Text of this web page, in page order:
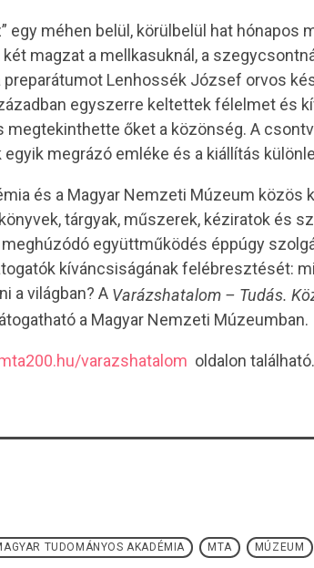
egy méhen belül, körülbelül hat hónapos
magzat a mellkasuknál, a
Lenhossék József orvos
egyszerre keltettek félelmet és
megtekinthette őket a közönség. A
megrázó emléke és a kiállítás
és a Magyar Nemzeti Múzeum közös
tárgyak, műszerek, kéziratok és
együttműködés éppúgy
kíváncsiságának felébresztését:
a világban? A Varázshatalom – Tudás.
a Magyar Nemzeti Múzeumban.
varazshatalom oldalon található.
TUDOMÁNYOS AKADÉMIA MTA MÚZEUM